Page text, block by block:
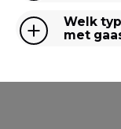
Welk
met